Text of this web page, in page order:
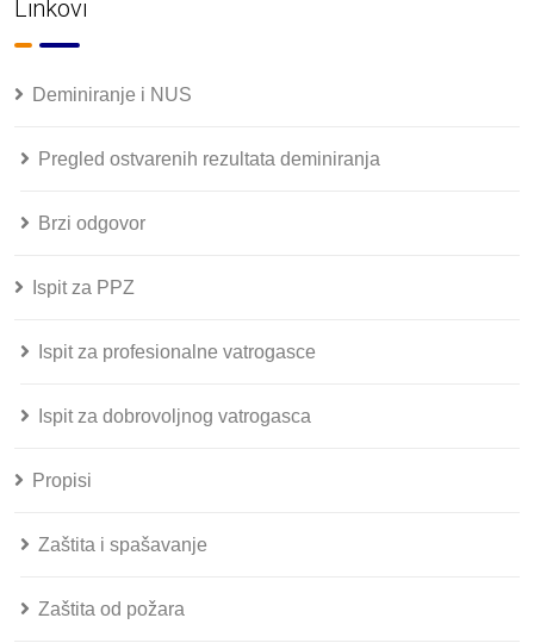
Linkovi
Deminiranje i NUS
Pregled ostvarenih rezultata deminiranja
Brzi odgovor
Ispit za PPZ
Ispit za profesionalne vatrogasce
Ispit za dobrovoljnog vatrogasca
Propisi
Zaštita i spašavanje
Zaštita od požara